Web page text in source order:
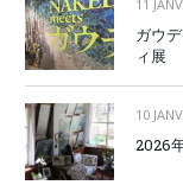
11
ガウ
ィ展
10
2026